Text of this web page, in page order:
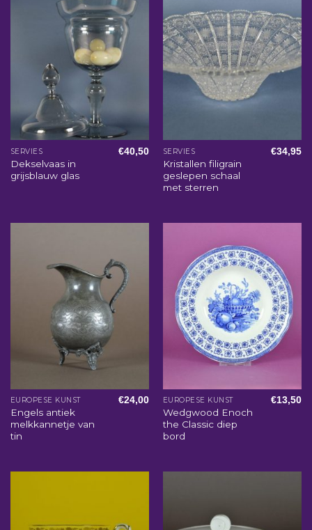
SERVIES
Dekselvaas in
grijsblauw glas
€40,50 SERVIES
Kristallen filigrain
geslepen schaal
met sterren
€34,95
EUROPESE KUNST
Engels antiek
melkkannetje van
tin
€24,00 EUROPESE KUNST
Wedgwood Enoch
the Classic diep
bord
€13,50